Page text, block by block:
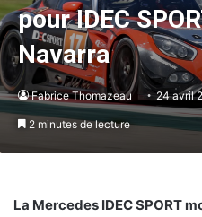
pour IDEC
Navarra
Fabrice Thomazeau 24 avril
2 minutes de lecture
La Mercedes IDEC SPORT